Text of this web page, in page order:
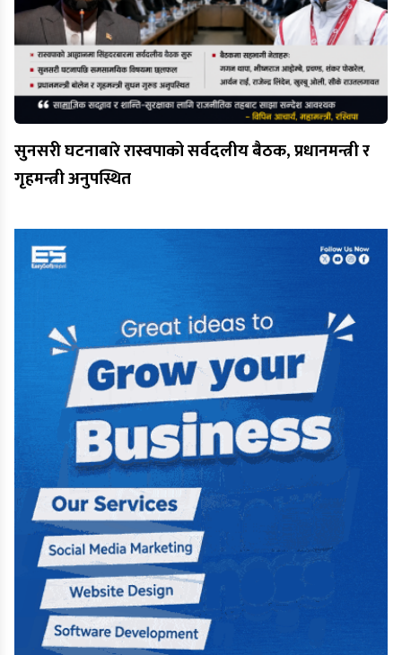
सुनसरी घटनाबारे रास्वपाको सर्वदलीय बैठक, प्रधानमन्त्री र
गृहमन्त्री अनुपस्थित